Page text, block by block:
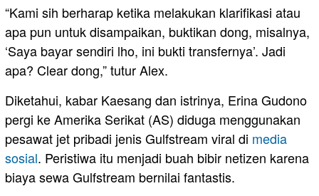
“Kami sih berharap ketika melakukan klarifikasi atau
apa pun untuk disampaikan, buktikan dong, misalnya,
‘Saya bayar sendiri lho, ini bukti transfernya’. Jadi
apa? Clear dong,” tutur Alex.
Diketahui, kabar Kaesang dan istrinya, Erina Gudono
pergi ke Amerika Serikat (AS) diduga menggunakan
pesawat jet pribadi jenis Gulfstream viral di media
sosial. Peristiwa itu menjadi buah bibir netizen karena
biaya sewa Gulfstream bernilai fantastis.